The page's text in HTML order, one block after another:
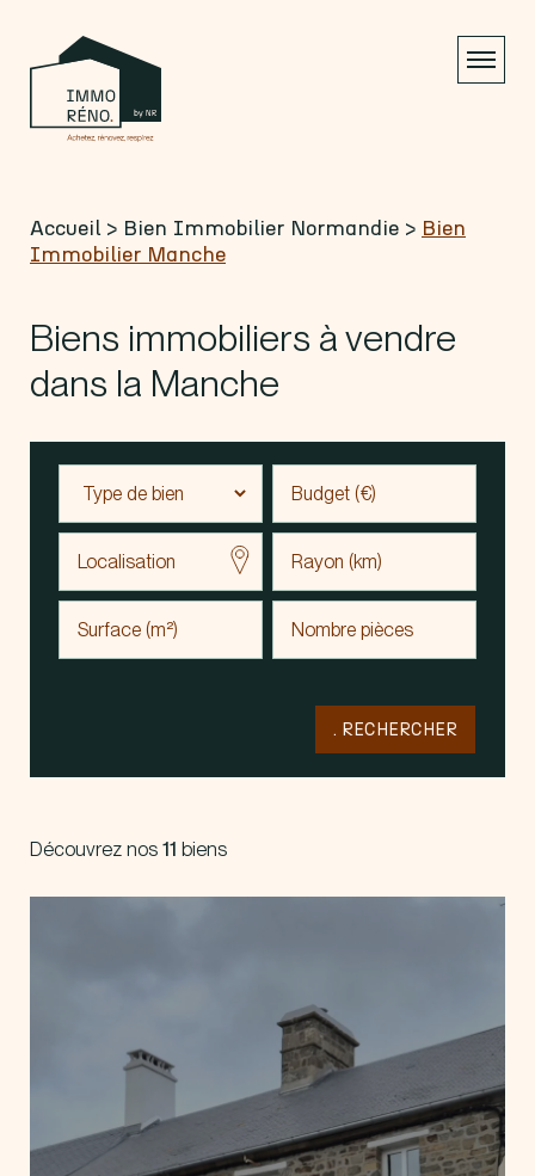
Accueil> Bien Immobilier Normandie > Bien
Immobilier Manche
Biens immobiliers à vendre
dans la Manche
Budget (€)
Surface (m²)
. RECHERCHER
Découvrez nos 11 biens